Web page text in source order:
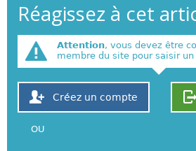
Réagissez à cet
Attention, vous devez être
membre du site pour saisir
Créez un compte
OU